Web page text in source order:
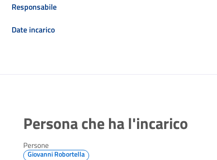
Responsabile
Date incarico
Persona che ha l'incarico
Persone
Giovanni Robortella